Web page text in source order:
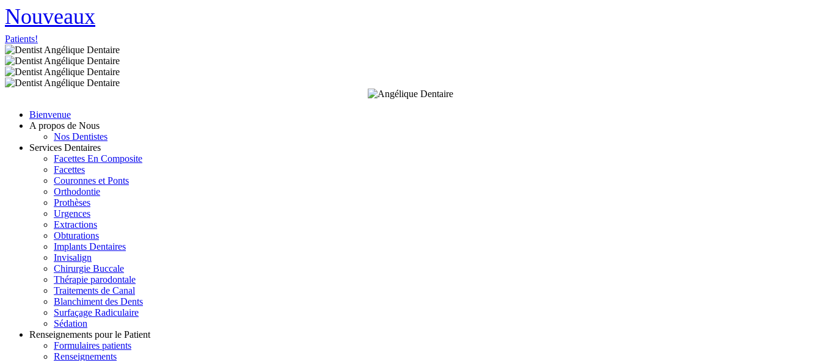
Nouveaux
Patients!
Bienvenue
A propos de Nous
Nos Dentistes
Services Dentaires
Facettes En Composite
Facettes
Couronnes et Ponts
Orthodontie
Prothèses
Urgences
Extractions
Obturations
Implants Dentaires
Invisalign
Chirurgie Buccale
Thérapie parodontale
Traitements de Canal
Blanchiment des Dents
Surfaçage Radiculaire
Sédation
Renseignements pour le Patient
Formulaires patients
Renseignements